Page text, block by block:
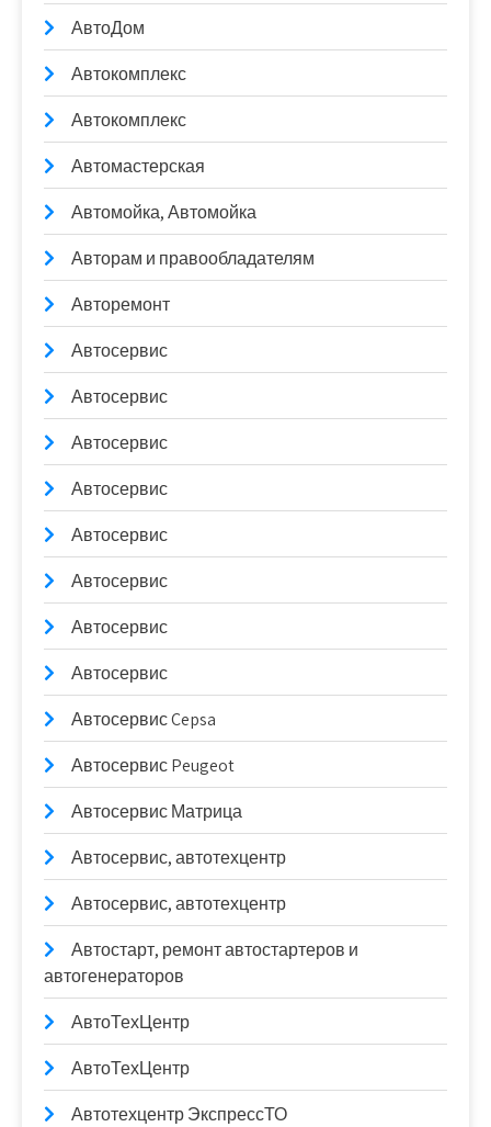
АвтоДом
Автокомплекс
Автокомплекс
Автомастерская
Автомойка, Автомойка
Авторам и правообладателям
Авторемонт
Автосервис
Автосервис
Автосервис
Автосервис
Автосервис
Автосервис
Автосервис
Автосервис
Автосервис Cepsa
Автосервис Peugeot
Автосервис Матрица
Автосервис, автотехцентр
Автосервис, автотехцентр
Автостарт, ремонт автостартеров и
автогенераторов
АвтоТехЦентр
АвтоТехЦентр
Автотехцентр ЭкспрессТО